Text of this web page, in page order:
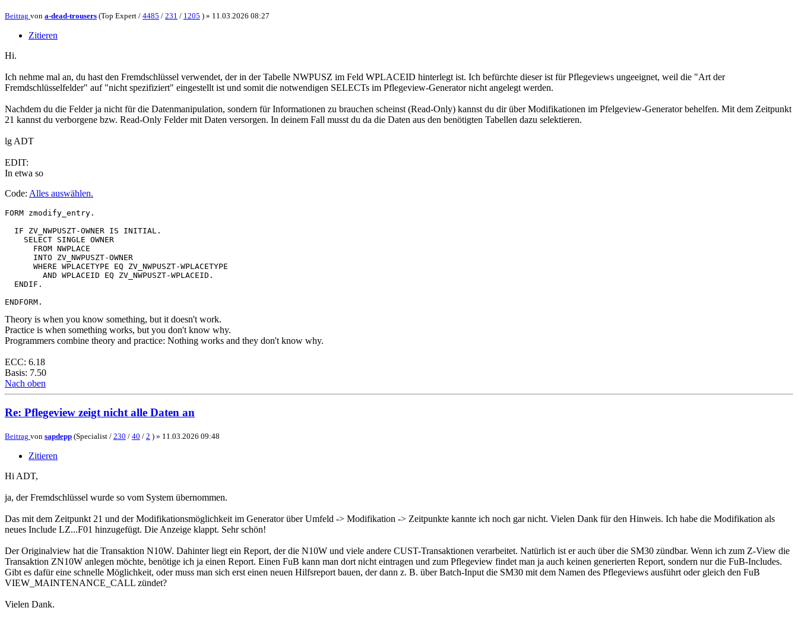
Beitrag von a-dead-trousers (Top Expert / 4485 / 231 / 1205 ) » 11.03.2026 08:27
Zitieren
Hi.
Ich nehme mal an, du hast den Fremdschlüssel verwendet, der in der Tabelle NWPUSZ im Feld WPLACEID hinterlegt ist. Ich befürchte dieser ist für Pflegeviews ungeeignet, weil die "Art der
Fremdschlüsselfelder" auf "nicht spezifiziert" eingestellt ist und somit die notwendigen SELECTs im Pflegeview-Generator nicht angelegt werden.
Nachdem du die Felder ja nicht für die Datenmanipulation, sondern für Informationen zu brauchen scheinst (Read-Only) kannst du dir über Modifikationen im Pfelgeview-Generator behelfen. Mit dem Zeitpunkt
21 kannst du verborgene bzw. Read-Only Felder mit Daten versorgen. In deinem Fall musst du da die Daten aus den benötigten Tabellen dazu selektieren.
lg ADT
EDIT:
In etwa so
Code: Alles auswählen.
FORM zmodify_entry.
  IF ZV_NWPUSZT-OWNER IS INITIAL.
    SELECT SINGLE OWNER
      FROM NWPLACE
      INTO ZV_NWPUSZT-OWNER
      WHERE WPLACETYPE EQ ZV_NWPUSZT-WPLACETYPE
        AND WPLACEID EQ ZV_NWPUSZT-WPLACEID.
  ENDIF.
ENDFORM.
Theory is when you know something, but it doesn't work.
Practice is when something works, but you don't know why.
Programmers combine theory and practice: Nothing works and they don't know why.
ECC: 6.18
Basis: 7.50
Nach oben
Re: Pflegeview zeigt nicht alle Daten an
Beitrag von sapdepp (Specialist / 230 / 40 / 2 ) » 11.03.2026 09:48
Zitieren
Hi ADT,
ja, der Fremdschlüssel wurde so vom System übernommen.
Das mit dem Zeitpunkt 21 und der Modifikationsmöglichkeit im Generator über Umfeld -> Modifikation -> Zeitpunkte kannte ich noch gar nicht. Vielen Dank für den Hinweis. Ich habe die Modifikation als
neues Include LZ...F01 hinzugefügt. Die Anzeige klappt. Sehr schön!
Der Originalview hat die Transaktion N10W. Dahinter liegt ein Report, der die N10W und viele andere CUST-Transaktionen verarbeitet. Natürlich ist er auch über die SM30 zündbar. Wenn ich zum Z-View die
Transaktion ZN10W anlegen möchte, benötige ich ja einen Report. Einen FuB kann man dort nicht eintragen und zum Pflegeview findet man ja auch keinen generierten Report, sondern nur die FuB-Includes.
Gibt es dafür eine schnelle Möglichkeit, oder muss man sich erst einen neuen Hilfsreport bauen, der dann z. B. über Batch-Input die SM30 mit dem Namen des Pflegeviews ausführt oder gleich den FuB
VIEW_MAINTENANCE_CALL zündet?
Vielen Dank.